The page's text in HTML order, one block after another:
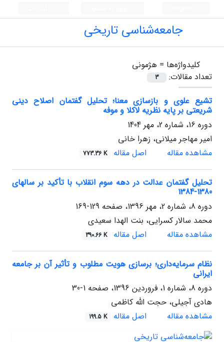
جامعه‌شناسی تاریخی
کلیدواژه‌ها = هژمونی
تعداد مقالات:
3
تشیع علوی و بازسازی معنا؛ تحلیل گفتمان اصلاح دینی
شریعتی بر پایه نظریه لاکلا و موفه
دوره 16، شماره 2، مهر 1404
امیر مهاجر میلانی، زهرا خانی
مشاهده مقاله
اصل مقاله 773.36 K
تحلیل گفتمان عدالت در دهه سوم انقلاب با تأکید بر سال‏های
1380-1384
دوره 8، شماره 2، مهر 1396، صفحه
129-169
محمد سالار کسرایی، بنت الهدا سعیدی
مشاهده مقاله
اصل مقاله 390.66 K
نظام سرمایه‌داری؛ برسازی هویت مطلوب و تأثیر آن بر جامعه
ایرانی
دوره 8، شماره 1، فروردین 1396، صفحه
1-30
هادی آجیلی، حجت الله کاظمی
مشاهده مقاله
اصل مقاله 199.5 K